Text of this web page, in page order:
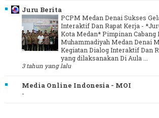
Juru Berita
PCPM Medan Denai Sukses
Interaktif Dan Rapat Kerja -
Kota Medan* Pimpinan Cabang
Muhammadiyah Medan Denai
Kegiatan Dialog Interaktif Dan
yang dilaksanakan Di Aula ...
3 tahun yang lalu
Media Online Indonesia - MOI
-